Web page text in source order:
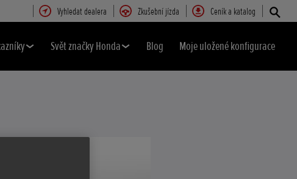
Vyhledat dealera Zkušební jízda Ceník a katalog
Svět značky Honda Blog Moje uložené konfigurace